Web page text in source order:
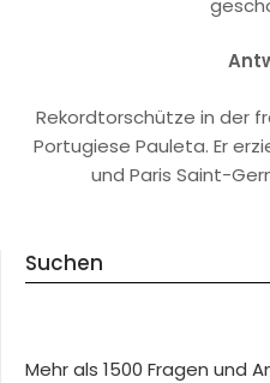
Rekordtorschütze in der
Portugiese Pauleta. Er
und Paris Saint-
Suchen
Mehr als 1500 Fragen und